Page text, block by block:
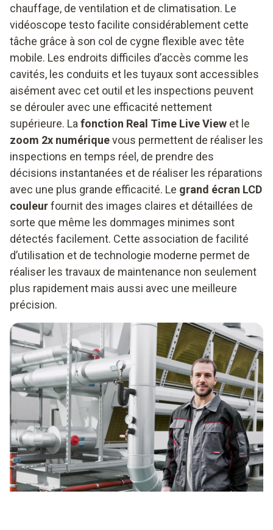
chauffage, de ventilation et de climatisation. Le
vidéoscope testo facilite considérablement cette
tâche grâce à son col de cygne flexible avec tête
mobile. Les endroits difficiles d’accès comme les
cavités, les conduits et les tuyaux sont accessibles
aisément avec cet outil et les inspections peuvent
se dérouler avec une efficacité nettement
supérieure. La fonction Real Time Live View et le
zoom 2x numériquevous permettent de réaliser les
inspections en temps réel, de prendre des
décisions instantanées et de réaliser les réparations
avec une plus grande efficacité. Le grand écran LCD
couleurfournit des images claires et détaillées de
sorte que même les dommages minimes sont
détectés facilement. Cette association de facilité
d’utilisation et de technologie moderne permet de
réaliser les travaux de maintenance non seulement
plus rapidement mais aussi avec une meilleure
précision.